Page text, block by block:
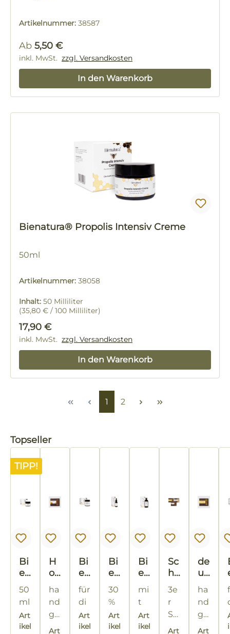
Artikelnummer: 38587
Regulärer Preis:
Ab 5,50 €
inkl. MwSt. zzgl. Versandkosten
In den Warenkorb
Bienatura® Propolis Intensiv Creme
50ml
Artikelnummer: 38058
Inhalt: 50 Milliliter
(35,80 € / 100 Milliliter)
Regulärer Preis:
17,90 €
inkl. MwSt. zzgl. Versandkosten
In den Warenkorb
Seite
1 Seite
2
Produktgalerie überspringen
Topseller
TIPP!
Bi
en
at
ur
a
®
Bi
50
ml
Art
ikel
H
on
ig
Vo
ll
mi
lc
ha
nd
ge
fer
10
Art
Bi
en
at
ur
a
®
G
für
di
e
na
12
Art
ikel
Bi
en
at
ur
a
®
Pr
30
%
20
ml
Art
ikel
Bi
en
ur
a
®
Pr
mi
t
20
%
20
Art
ikel
Sc
ho
ko
la
de
n
Pr
3e
r
SE
Tha
Art
de
ut
sc
he
Bl
üt
en
ha
nd
ge
fer
10
Art